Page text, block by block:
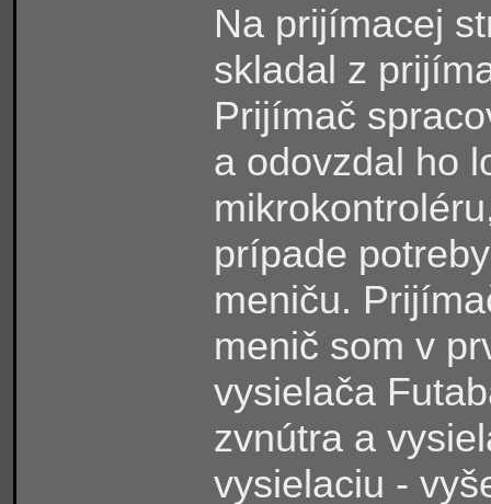
Na prijímacej
skladal z
Prijímač
a odovzdal ho
prípade
meniču.
menič som v
vysielača
zvnútra a
vysielaciu -